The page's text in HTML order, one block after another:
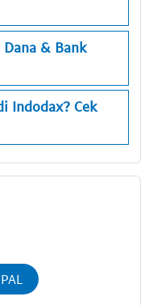
Dana & Bank
Indodax? Cek